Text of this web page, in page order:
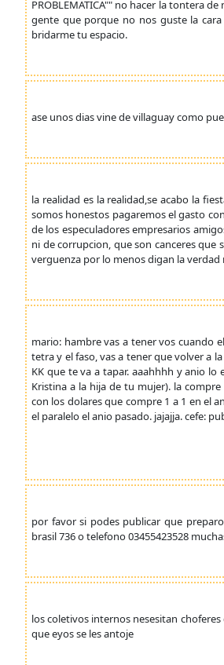
PROBLEMATICA"" no hacer la tontera
gente que porque no nos guste la
bridarme tu espacio.
ase unos dias vine de villaguay como
la realidad es la realidad,se acabo la
somos honestos pagaremos el gasto
de los especuladores empresarios
ni de corrupcion, que son canceres que
verguenza por lo menos digan la
mario: hambre vas a tener vos cuando
tetra y el faso, vas a tener que volver a
KK que te va a tapar. aaahhhh y anio
Kristina a la hija de tu mujer). la
con los dolares que compre 1 a 1 en el
el paralelo el anio pasado. jajajja. cefe:
por favor si podes publicar que
brasil 736 o telefono 03455423528
los coletivos internos nesesitan
que eyos se les antoje